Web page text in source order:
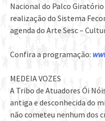
Nacional do Palco Giratório
realização do Sistema
agenda do Arte Sesc –
Confira a programação:
MEDEIA VOZES
A Tribo de Atuadores Ói
antiga e desconhecida do
não cometeu nenhum dos